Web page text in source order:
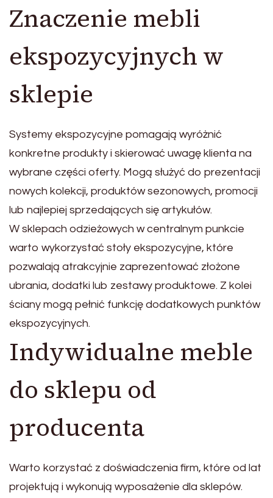
Znaczenie mebli
ekspozycyjnych w
sklepie
Systemy ekspozycyjne pomagają wyróżnić
konkretne produkty i skierować uwagę klienta na
wybrane części oferty. Mogą służyć do prezentacji
nowych kolekcji, produktów sezonowych, promocji
lub najlepiej sprzedających się artykułów.
W sklepach odzieżowych w centralnym punkcie
warto wykorzystać stoły ekspozycyjne, które
pozwalają atrakcyjnie zaprezentować złożone
ubrania, dodatki lub zestawy produktowe. Z kolei
ściany mogą pełnić funkcję dodatkowych punktów
ekspozycyjnych.
Indywidualne meble
do sklepu od
producenta
Warto korzystać z doświadczenia firm, które od lat
projektują i wykonują wyposażenie dla sklepów.